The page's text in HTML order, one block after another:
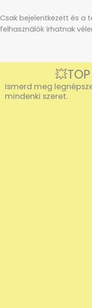
Csak bejelentkezett és a
felhasználók írhatnak
Ismerd meg
mindenki szeret.